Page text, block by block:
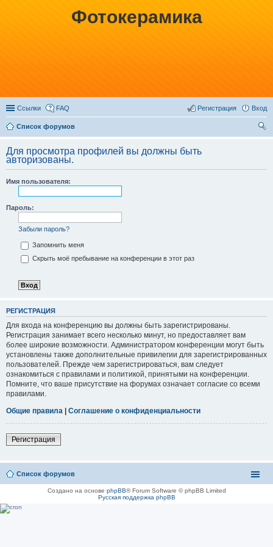
Фотокерамика
Ссылки FAQ Вход
Регистрация
Список форумов
Для просмотра профилей вы должны быть
авторизованы.
Имя пользователя:
Пароль:
Забыли пароль?
Запомнить меня
Скрыть моё пребывание на конференции в этот раз
РЕГИСТРАЦИЯ
Для входа на конференцию вы должны быть зарегистрированы.
Регистрация занимает всего несколько минут, но предоставляет вам
более широкие возможности. Администратором конференции могут быть
установлены также дополнительные привилегии для зарегистрированных
пользователей. Прежде чем зарегистрироваться, вам следует
ознакомиться с правилами и политикой, принятыми на конференции.
Помните, что ваше присутствие на форумах означает согласие со всеми
правилами.
Общие правила | Соглашение о конфиденциальности
Регистрация
Список форумов
Создано на основе phpBB® Forum Software © phpBB Limited
Русская поддержка phpBB